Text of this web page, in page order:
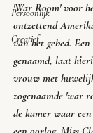
Persoonlijk
Creatief
'War Room' voor
ontzettend
van het gebed.
genaamd, laat
vrouw met
zogenaamde 'war
de kamer waar